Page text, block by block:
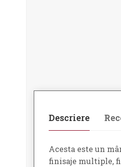
Descriere
Acesta este un
finisaje multiple,